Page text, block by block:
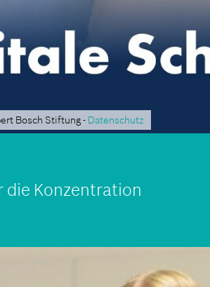
Bosch Stiftung - Datenschutz
die Konzentration